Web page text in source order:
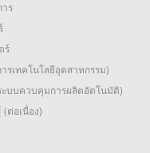
ร
ร์
รเทคโนโลยีอุตสาหกรรม)
ะบบควบคุมการผลิตอัตโนมัติ)
ต่อเนื่อง)